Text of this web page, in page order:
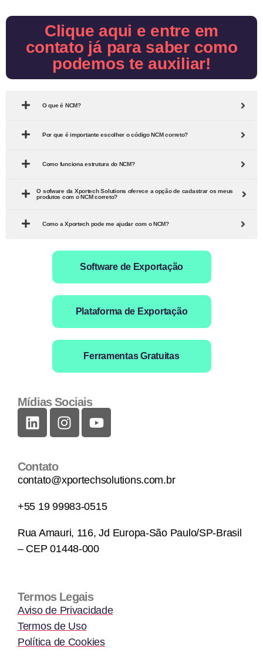
Clique aqui e entre em
contato já para saber como
podemos te auxiliar!
O que é NCM?
Por que é importante escolher o código NCM correto?
Como funciona estrutura do NCM?
O sofware da Xportech Solutions oferece a opção de cadastrar os meus
produtos com o NCM correto?
Como a Xportech pode me ajudar com o NCM?
Software de Exportação
Plataforma de Exportação
Ferramentas Gratuitas
Mídias Sociais
Contato
contato@xportechsolutions.com.br
+55 19 99983-0515
Rua Amauri, 116, Jd Europa-São Paulo/SP-Brasil
– CEP 01448-000
Termos Legais
Aviso de Privacidade
Termos de Uso
Política de Cookies